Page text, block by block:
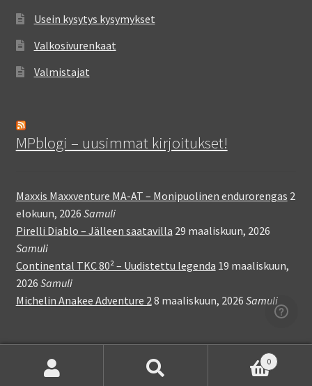
Usein kysytys kysymykset
Valkosivurenkaat
Valmistajat
MPblogi – uusimmat kirjoitukset!
Maxxis Maxxventure MA-AT – Monipuolinen endurorengas 2
elokuun, 2026 Samuli
Pirelli Diablo – Jälleen saatavilla 29 maaliskuun, 2026
Samuli
Continental TKC 80² – Uudistettu legenda 19 maaliskuun,
2026 Samuli
Michelin Anakee Adventure 28 maaliskuun, 2026 Samuli
0